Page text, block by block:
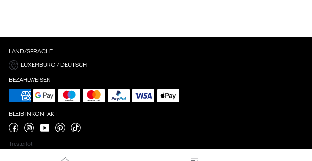
LAND/SPRACHE
LUXEMBURG / DEUTSCH
BEZAHLWEISEN
BLEIB IN KONTAKT
Trustpilot